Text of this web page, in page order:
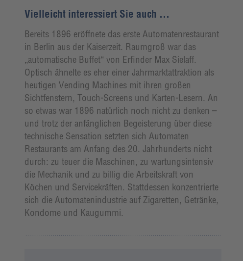
Vielleicht interessiert Sie auch ...
Bereits 1896 eröffnete das erste Automatenrestaurant
in Berlin aus der Kaiserzeit. Raumgroß war das
„automatische Buffet“ von Erfinder Max Sielaff.
Optisch ähnelte es eher einer Jahrmarktattraktion als
heutigen Vending Machines mit ihren großen
Sichtfenstern, Touch-Screens und Karten-Lesern. An
so etwas war 1896 natürlich noch nicht zu denken –
und trotz der anfänglichen Begeisterung über diese
technische Sensation setzten sich Automaten
Restaurants am Anfang des 20. Jahrhunderts nicht
durch: zu teuer die Maschinen, zu wartungsintensiv
die Mechanik und zu billig die Arbeitskraft von
Köchen und Servicekräften. Stattdessen konzentrierte
sich die Automatenindustrie auf Zigaretten, Getränke,
Kondome und Kaugummi.